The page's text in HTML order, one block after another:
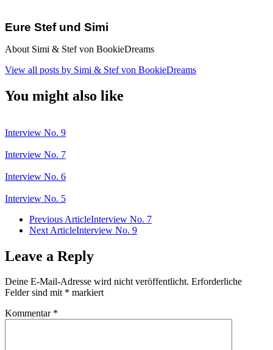
Eure Stef und Simi
About Simi & Stef von BookieDreams
View all posts by Simi & Stef von BookieDreams
You might also like
Interview No. 9
Interview No. 7
Interview No. 6
Interview No. 5
Previous ArticleInterview No. 7
Next ArticleInterview No. 9
Leave a Reply
Deine E-Mail-Adresse wird nicht veröffentlicht. Erforderliche
Felder sind mit * markiert
Kommentar *